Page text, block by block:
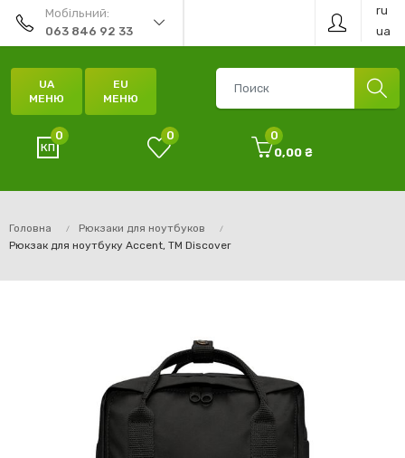
Мобільний:
063 846 92 33
ru
ua
UA
МЕНЮ
EU
МЕНЮ
0 0
0
0,00 ₴
Головна
Рюкзаки для ноутбуков
Рюкзак для ноутбуку Accent, TM Discover